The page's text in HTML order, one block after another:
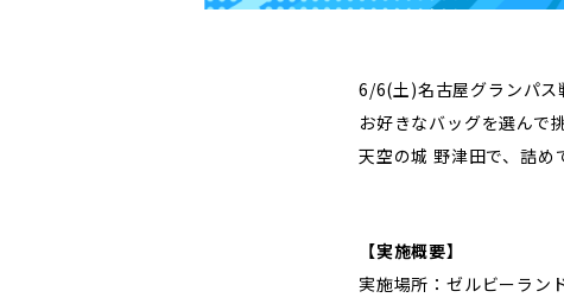
観戦方法を知
観戦マナ
ビジター
車イスで
6/6(土)名古屋グランパス
お好きなバッグを選んで
天空の城 野津田で、詰め
【実施概要】
実施場所：ゼルビーラン